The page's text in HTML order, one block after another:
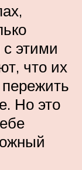
этими
что их
Но это